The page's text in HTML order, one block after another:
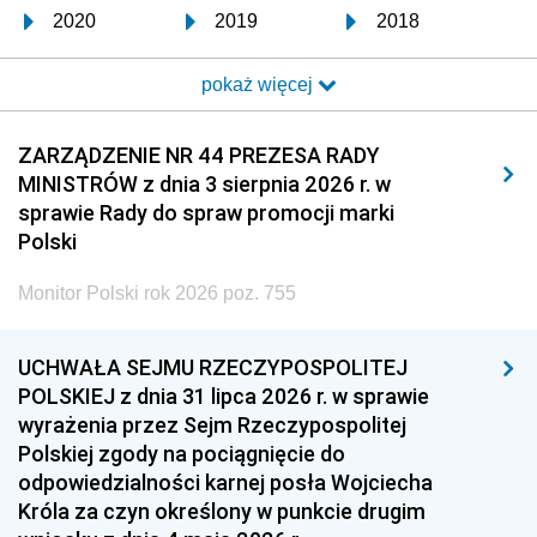
2020 2019 2018
2017 2016 2015
2014 2013 2012
2011 2010 2009
2008 2007 2006
2005
1996 1995 1994
1993 1992 1991
1990 1989
1987 1986 1985
pokaż więcej
ZARZĄDZENIE NR 44 PREZESA RADY
MINISTRÓW z dnia 3 sierpnia 2026 r. w
sprawie Rady do spraw promocji marki
Polski
Monitor Polski rok 2026 poz. 755
UCHWAŁA SEJMU RZECZYPOSPOLITEJ
POLSKIEJ z dnia 31 lipca 2026 r. w sprawie
wyrażenia przez Sejm Rzeczypospolitej
Polskiej zgody na pociągnięcie do
odpowiedzialności karnej posła Wojciecha
Króla za czyn określony w punkcie drugim